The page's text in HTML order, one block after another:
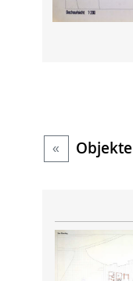
« Objekte